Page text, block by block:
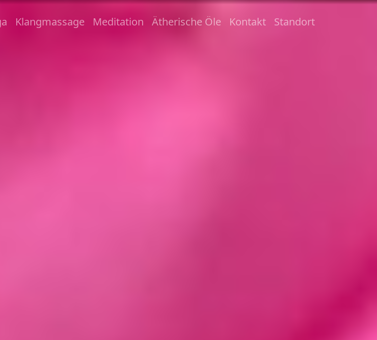
Klangmassage Meditation Ätherische Öle Kontakt Standort